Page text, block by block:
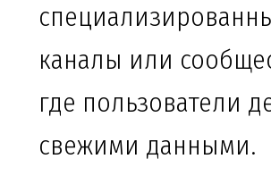
каналы или
где пользователи
свежими данными.